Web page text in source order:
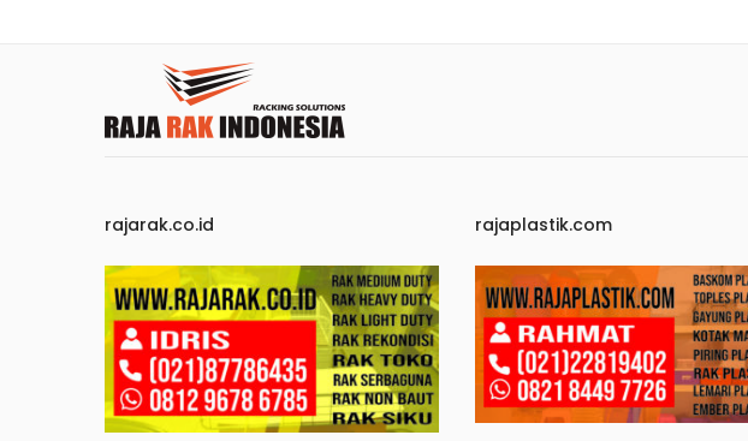
rajarak.co.id rajaplastik.com